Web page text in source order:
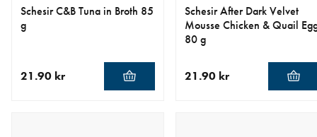
Schesir C&B Tuna in Broth 85
g
21.90 kr
Schesir After Dark Velvet
Mousse Chicken & Quail
80 g
21.90 kr